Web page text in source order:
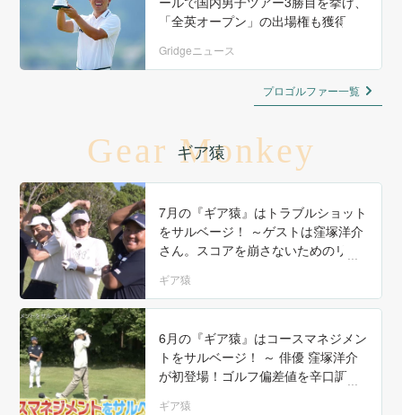
プロゴルファー一覧
「全英オープン」の出場権も獲得
Gridgeニュース
ギア猿
Gear Monkey
7月の『ギア猿』はトラブルショット
をサルベージ！ ～ゲストは窪塚洋介
さん。スコアを崩さないためのリカ
ギア猿
6月の『ギア猿』はコースマネジメン
トをサルベージ！ ～ 俳優 窪塚洋介
が初登場！ゴルフ偏差値を辛口調
ギア猿